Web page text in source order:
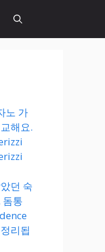
노 가
해요.
던 숙
돔통
리됩